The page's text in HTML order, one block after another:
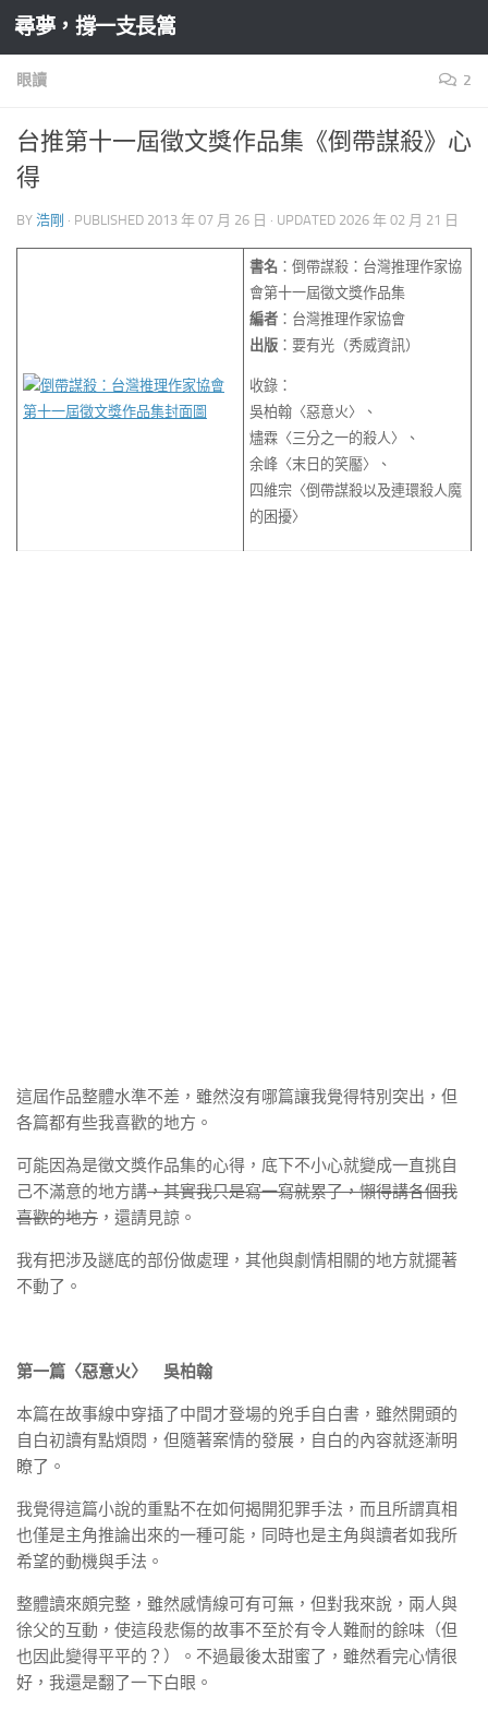
Skip to content
尋夢，撐一支長篙
眼讀 2
台推第十一屆徵文獎作品集《倒帶謀殺》心
得
BY 浩剛 · PUBLISHED 2013 年 07 月 26 日 · UPDATED 2026 年 02 月 21 日
書名 ：倒帶謀殺：台灣推理作家協
會第十一屆徵文獎作品集
編者 ：台灣推理作家協會
出版 ：要有光（秀威資訊）
收錄：
吳柏翰〈惡意火〉、
燼霖〈三分之一的殺人〉、
余峰〈末日的笑靨〉、
四維宗〈倒帶謀殺以及連環殺人魔
的困擾〉
這屆作品整體水準不差，雖然沒有哪篇讓我覺得特別突出，但
各篇都有些我喜歡的地方。
可能因為是徵文獎作品集的心得，底下不小心就變成一直挑自
己不滿意的地方講，其實我只是寫一寫就累了，懶得講各個我
喜歡的地方 ，還請見諒。
我有把涉及謎底的部份做處理，其他與劇情相關的地方就擺著
不動了。
第一篇〈惡意火〉 吳柏翰
本篇在故事線中穿插了中間才登場的兇手自白書，雖然開頭的
自白初讀有點煩悶，但隨著案情的發展，自白的內容就逐漸明
瞭了。
我覺得這篇小說的重點不在如何揭開犯罪手法，而且所謂真相
也僅是主角推論出來的一種可能，同時也是主角與讀者如我所
希望的動機與手法。
整體讀來頗完整，雖然感情線可有可無，但對我來說，兩人與
徐父的互動，使這段悲傷的故事不至於有令人難耐的餘味（但
也因此變得平平的？）。不過最後太甜蜜了，雖然看完心情很
好，我還是翻了一下白眼。